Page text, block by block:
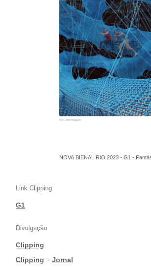
NOVA BIENAL RIO 2023 - G1 -
Link Clipping
G1
Divulgação
Clipping
|Clipping > Jornal